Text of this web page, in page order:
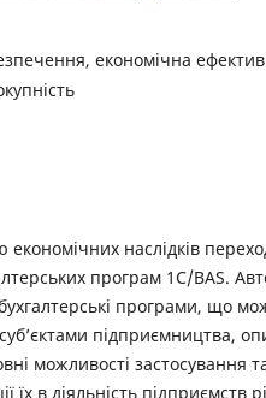
економічна
наслідків
програм 1С/BAS.
програми, що
підприємництва,
можливості застосування
їх в діяльність підприємств